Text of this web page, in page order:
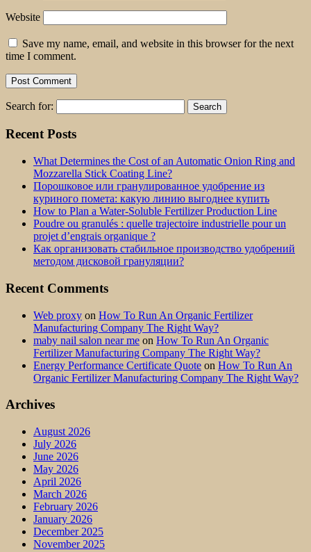
Website
Save my name, email, and website in this browser for the next
time I comment.
Search for:
Recent Posts
What Determines the Cost of an Automatic Onion Ring and
Mozzarella Stick Coating Line?
Порошковое или гранулированное удобрение из
куриного помета: какую линию выгоднее купить
How to Plan a Water-Soluble Fertilizer Production Line
Poudre ou granulés : quelle trajectoire industrielle pour un
projet d’engrais organique ?
Как организовать стабильное производство удобрений
методом дисковой грануляции?
Recent Comments
Web proxy on How To Run An Organic Fertilizer
Manufacturing Company The Right Way?
maby nail salon near me on How To Run An Organic
Fertilizer Manufacturing Company The Right Way?
Energy Performance Certificate Quote on How To Run An
Organic Fertilizer Manufacturing Company The Right Way?
Archives
August 2026
July 2026
June 2026
May 2026
April 2026
March 2026
February 2026
January 2026
December 2025
November 2025